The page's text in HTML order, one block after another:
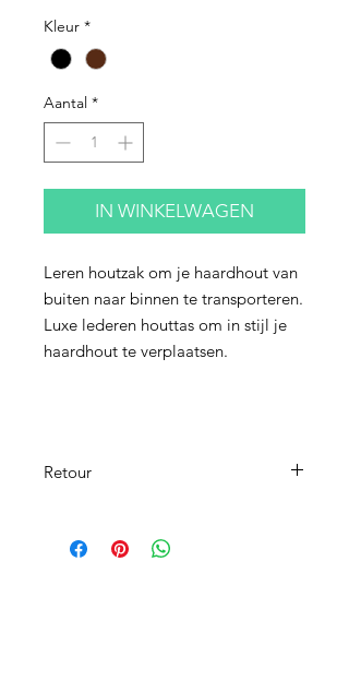
Kleur *
Aantal *
IN WINKELWAGEN
Leren houtzak om je haardhout van
buiten naar binnen te transporteren.
Luxe lederen houttas om in stijl je
haardhout te verplaatsen.
Retour
grootste zorg speciaal voor u op maat
gemaakt. Retourneren is daarom niet